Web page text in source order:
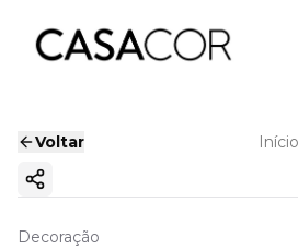
Voltar Início
Copiar link
Decoração